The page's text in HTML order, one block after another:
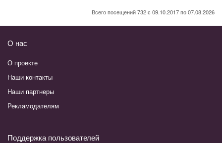
Всего посещений 732 с 09.10.2017 по 07.08.2026
О нас
О проекте
Наши контакты
Наши партнеры
Рекламодателям
Поддержка пользователей